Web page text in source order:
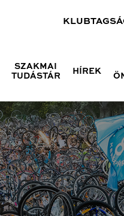
SZAKMAI
TUDÁSTÁR
HÍREK